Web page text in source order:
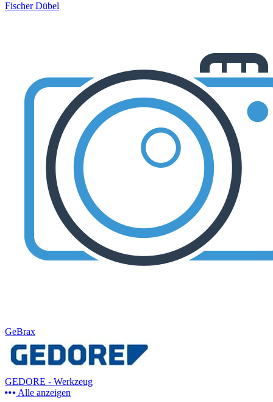
Fischer Dübel
GeBrax
GEDORE - Werkzeug
Alle anzeigen